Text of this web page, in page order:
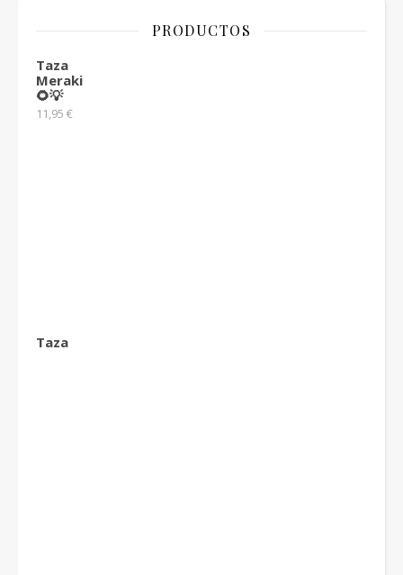
PRODUCTOS
Taza
Meraki
🌻💡
11,95 €
Taza